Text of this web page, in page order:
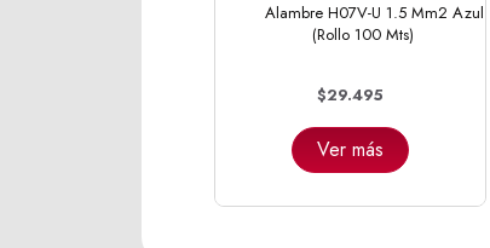
Alambre H07V-U 1.5 Mm2 Azul
(Rollo 100 Mts)
$29.495
Ver más